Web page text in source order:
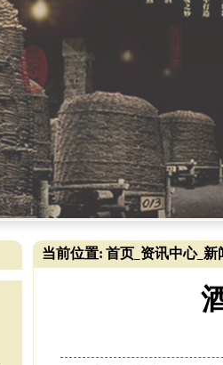
当前位置: 首页 资讯中心_ 新